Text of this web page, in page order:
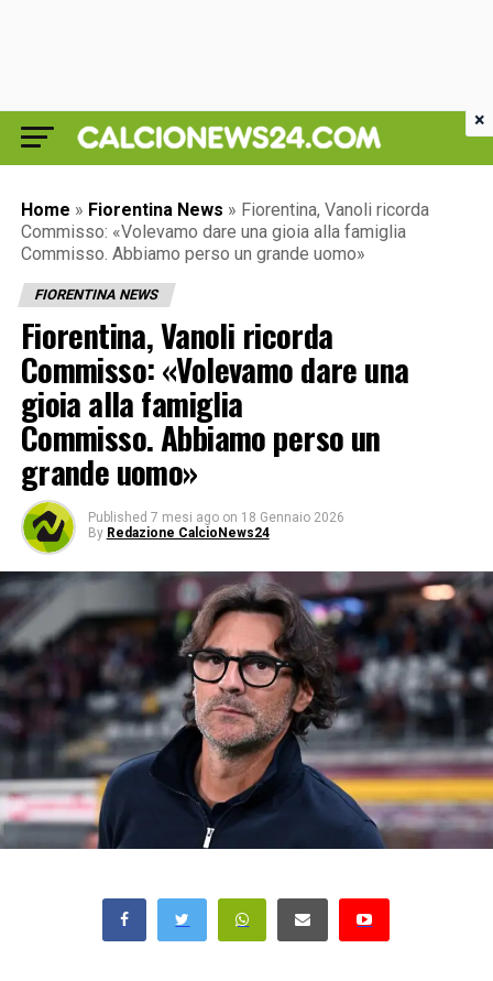
Home » Fiorentina News » Fiorentina, Vanoli ricorda
Commisso: «Volevamo dare una gioia alla famiglia
Commisso. Abbiamo perso un grande uomo»
FIORENTINA NEWS
Fiorentina, Vanoli ricorda
Commisso: «Volevamo dare una
gioia alla famiglia
Commisso. Abbiamo perso un
grande uomo»
Published 7 mesi ago on 18 Gennaio 2026
By Redazione CalcioNews24
×